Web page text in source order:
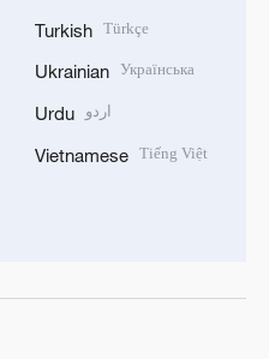
Turkish Türkçe
Ukrainian Українська
Urdu اردو
Vietnamese Tiếng Việt